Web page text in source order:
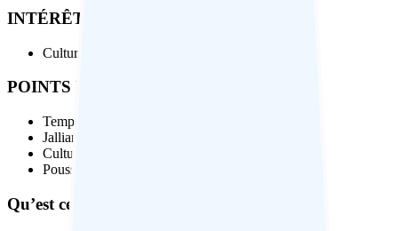
INTÉRÊTS
Culture
POINTS FORTS
Temple d’Or
Jallianwalla Bagh
Culture sikh authentique
Pousse-pousse à vélo
Qu’est ce que faire à Amritsar